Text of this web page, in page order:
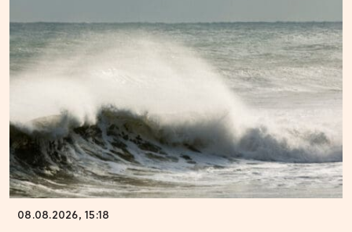
08.08.2026, 15:18